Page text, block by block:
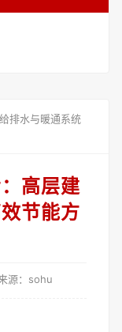
排水与暖通系统
高层建
节能方
源：sohu